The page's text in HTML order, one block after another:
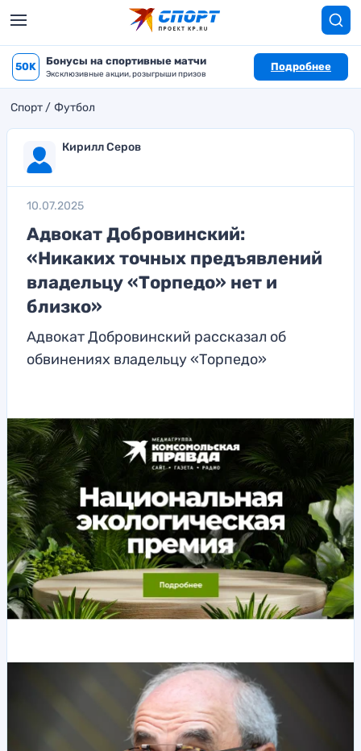
50K Бонусы на спортивные матчи
Эксклюзивные акции, розыгрыши призов
Подробнее
Спорт Футбол
Кирилл Серов
10.07.2025
Адвокат Добровинский:
«Никаких точных предъявлений
владельцу «Торпедо» нет и
близко»
Адвокат Добровинский рассказал об
обвинениях владельцу «Торпедо»